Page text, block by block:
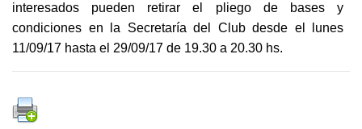
interesados pueden retirar el pliego de bases y
condiciones en la Secretaría del Club desde el lunes
11/09/17 hasta el 29/09/17 de 19.30 a 20.30 hs.